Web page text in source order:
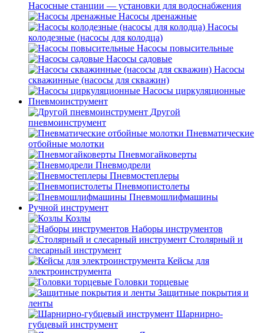
Насосные станции — установки для водоснабжения
Насосы дренажные
Насосы
колодезные (насосы для колодца)
Насосы повысительные
Насосы садовые
Насосы
скважинные (насосы для скважин)
Насосы циркуляционные
Пневмоинструмент
Другой
пневмоинструмент
Пневматические
отбойные молотки
Пневмогайковерты
Пневмодрели
Пневмостеплеры
Пневмопистолеты
Пневмошлифмашины
Ручной инструмент
Козлы
Наборы инструментов
Столярный и
слесарный инструмент
Кейсы для
электроинструмента
Головки торцевые
Защитные покрытия и
ленты
Шарнирно-
губцевый инструмент